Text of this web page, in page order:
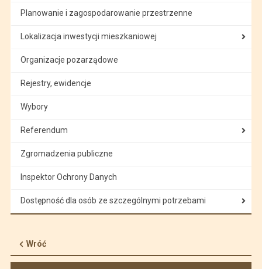
Planowanie i zagospodarowanie przestrzenne
Lokalizacja inwestycji mieszkaniowej
Organizacje pozarządowe
Rejestry, ewidencje
Wybory
Referendum
Zgromadzenia publiczne
Inspektor Ochrony Danych
Dostępność dla osób ze szczególnymi potrzebami
Wróć